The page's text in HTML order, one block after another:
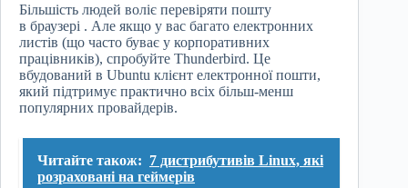
Більшість людей воліє перевіряти пошту
в браузері . Але якщо у вас багато електронних
листів (що часто буває у корпоративних
працівників), спробуйте Thunderbird. Це
вбудований в Ubuntu клієнт електронної пошти,
який підтримує практично всіх більш-менш
популярних провайдерів.
Читайте також: 7 дистрибутивів Linux, які
розраховані на геймерів